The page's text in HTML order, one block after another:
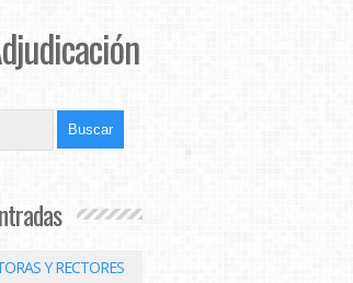
Y RECTORES